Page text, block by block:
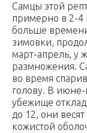
Самцы этой
примерно в 2-4
больше
зимовки,
март-апрель, у
размножения.
во время
голову. В
убежище
до 12, они
кожистой